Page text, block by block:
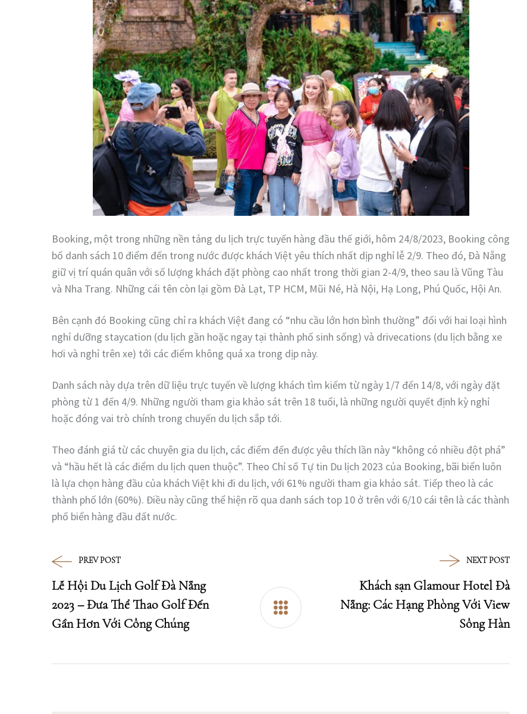
Booking, một trong những nền tảng du lịch trực tuyến hàng đầu thế giới, hôm 24/8/2023, Booking công
bố danh sách 10 điểm đến trong nước được khách Việt yêu thích nhất dịp nghỉ lễ 2/9. Theo đó, Đà Nẵng
giữ vị trí quán quân với số lượng khách đặt phòng cao nhất trong thời gian 2-4/9, theo sau là Vũng Tàu
và Nha Trang. Những cái tên còn lại gồm Đà Lạt, TP HCM, Mũi Né, Hà Nội, Hạ Long, Phú Quốc, Hội An.
Bên cạnh đó Booking cũng chỉ ra khách Việt đang có “nhu cầu lớn hơn bình thường” đối với hai loại hình
nghỉ dưỡng staycation (du lịch gần hoặc ngay tại thành phố sinh sống) và drivecations (du lịch bằng xe
hơi và nghỉ trên xe) tới các điểm không quá xa trong dịp này.
Danh sách này dựa trên dữ liệu trực tuyến về lượng khách tìm kiếm từ ngày 1/7 đến 14/8, với ngày đặt
phòng từ 1 đến 4/9. Những người tham gia khảo sát trên 18 tuổi, là những người quyết định kỳ nghỉ
hoặc đóng vai trò chính trong chuyến du lịch sắp tới.
Theo đánh giá từ các chuyên gia du lịch, các điểm đến được yêu thích lần này “không có nhiều đột phá”
và “hầu hết là các điểm du lịch quen thuộc”. Theo Chỉ số Tự tin Du lịch 2023 của Booking, bãi biển luôn
là lựa chọn hàng đầu của khách Việt khi đi du lịch, với 61% người tham gia khảo sát. Tiếp theo là các
thành phố lớn (60%). Điều này cũng thể hiện rõ qua danh sách top 10 ở trên với 6/10 cái tên là các thành
phố biển hàng đầu đất nước.
PREV POST
Lễ Hội Du Lịch Golf Đà Nẵng
2023 – Đưa Thể Thao Golf Đến
Gần Hơn Với Công Chúng
NEXT POST
Khách sạn Glamour Hotel Đà
Nẵng: Các Hạng Phòng Với View
Sông Hàn